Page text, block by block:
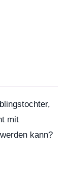
&
mit
kann?